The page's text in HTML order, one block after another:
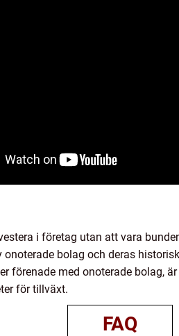
i företag utan att vara
bolag och deras
förenade med onoterade bolag,
för tillväxt.
FAQ